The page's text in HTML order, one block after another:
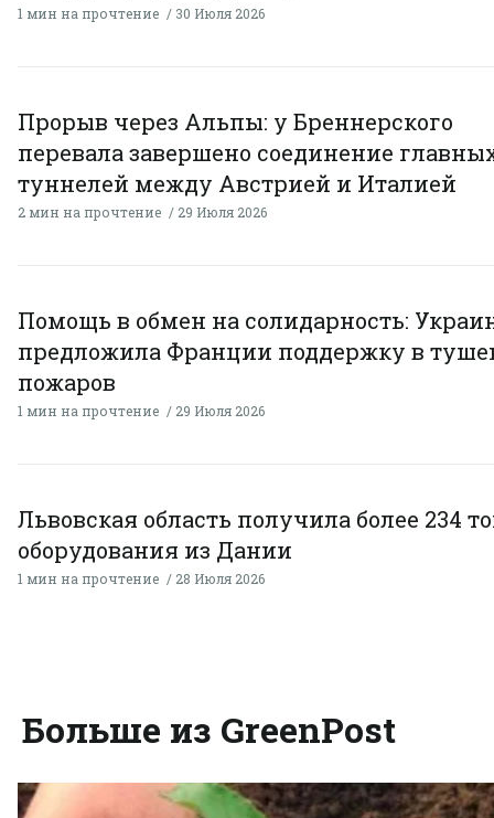
1 мин на прочтение 30 Июля 2026
Прорыв через Альпы: у Бреннерского
перевала завершено соединение
туннелей между Австрией и Италией
2 мин на прочтение 29 Июля 2026
Помощь в обмен на солидарность:
предложила Франции поддержку в
пожаров
1 мин на прочтение 29 Июля 2026
Львовская область получила более 234
оборудования из Дании
1 мин на прочтение 28 Июля 2026
Больше из GreenPost